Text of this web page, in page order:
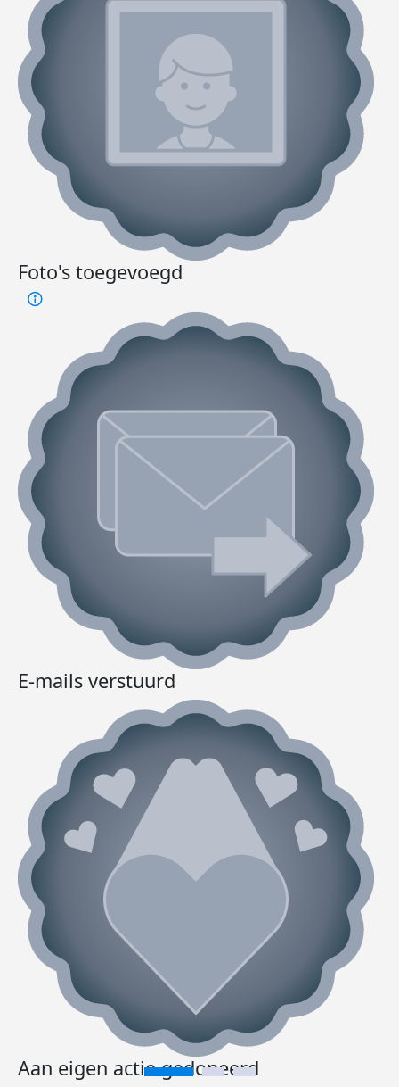
Foto's toegevoegd
E-mails verstuurd
Aan eigen actie gedoneerd